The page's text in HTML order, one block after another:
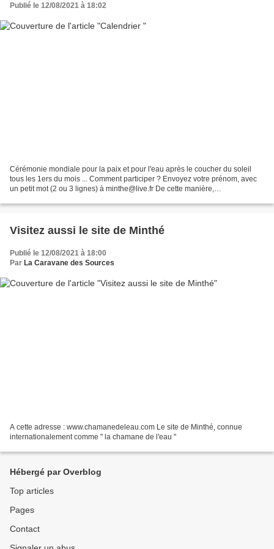
Publié le 12/08/2021 à 18:02
Cérémonie mondiale pour la paix et pour l'eau après le coucher du soleil
tous les 1ers du mois ... Comment participer ? Envoyez votre prénom, avec
un petit mot (2 ou 3 lignes) à minthe@live.fr De cette manière,
Visitez aussi le site de Minthé
Publié le 12/08/2021 à 18:00
Par La Caravane des Sources
A cette adresse : www.chamanedeleau.com Le site de Minthé, connue
internationalement comme " la chamane de l'eau "
Hébergé par Overblog
Top articles
Pages
Contact